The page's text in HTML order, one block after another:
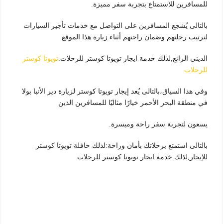
للمسافرين للاستمتاع بتجربة سفر مميزة.
بالتالى يُشجع المسافرين على التواصل مع خدمات تأجير السيارات
لترتيب رحلتهم وضمان راحتهم أثناء زيارة هذا الموقع
الديني الرائع,لذلك خدمة ايجار تويوتا كوستر للرحلات.تويوتا كوستر
للرحلات
وفي هذا السياق،بالتالى يُعد إيجار تويوتا كوستر لزيارة دير الأنبا بولا
في منطقة البحر الأحمر خيارًا مثاليًا للمسافرين الذين
يسعون لتجربة سفر راحة وميسرة.
بالتالى استمتع برحلاتك بأمان وراحة:لذلك حافلة تويوتا كوستر
للإيجار,لذلك خدمة ايجار تويوتا كوستر للرحلات.